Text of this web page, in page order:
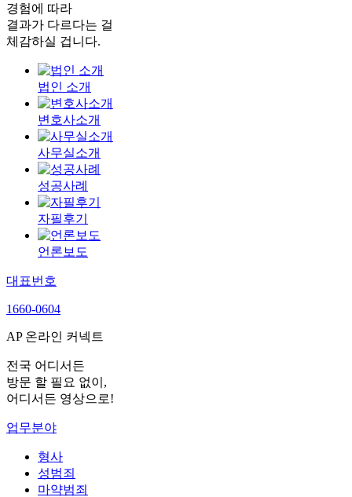
경험에 따라
결과가 다르다는 걸
체감하실 겁니다.
법인 소개
변호사소개
사무실소개
성공사례
자필후기
언론보도
대표번호
1660-0604
AP 온라인 커넥트
전국 어디서든
방문 할 필요 없이,
어디서든 영상으로!
업무분야
형사
성범죄
마약범죄